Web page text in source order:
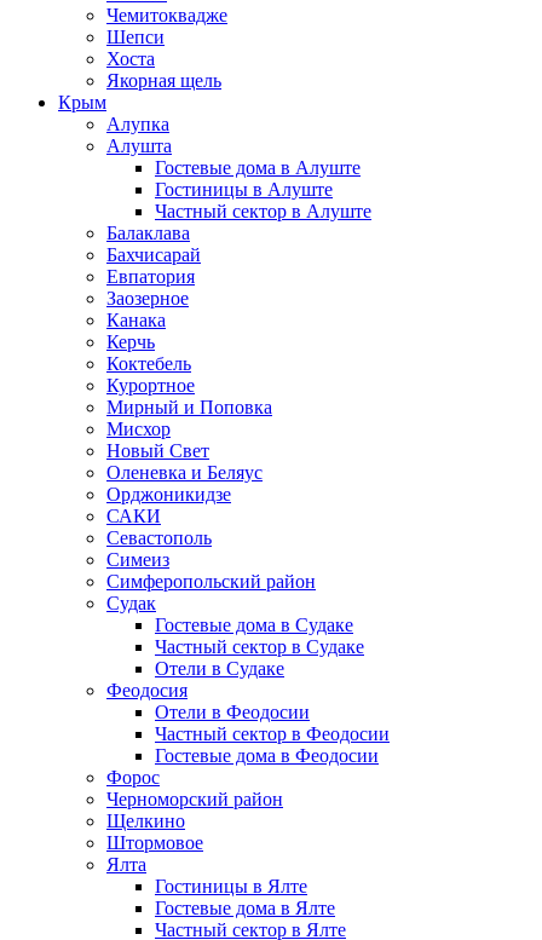
Чемитоквадже
Шепси
Хоста
Якорная щель
Крым
Алупка
Алушта
Гостевые дома в Алуште
Гостиницы в Алуште
Частный сектор в Алуште
Балаклава
Бахчисарай
Евпатория
Заозерное
Канака
Керчь
Коктебель
Курортное
Мирный и Поповка
Мисхор
Новый Свет
Оленевка и Беляус
Орджоникидзе
САКИ
Севастополь
Симеиз
Симферопольский район
Судак
Гостевые дома в Судаке
Частный сектор в Судаке
Отели в Судаке
Феодосия
Отели в Феодосии
Частный сектор в Феодосии
Гостевые дома в Феодосии
Форос
Черноморский район
Щелкино
Штормовое
Ялта
Гостиницы в Ялте
Гостевые дома в Ялте
Частный сектор в Ялте